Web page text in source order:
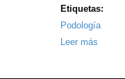
Etiquetas:
Podología
Leer más